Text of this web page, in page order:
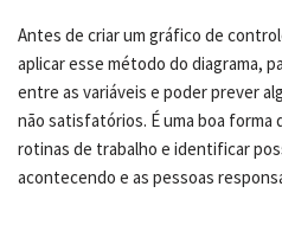
Antes de criar um gráfico de
aplicar esse método do diagrama,
entre as variáveis e poder prever
não satisfatórios. É uma boa forma
rotinas de trabalho e identificar
acontecendo e as pessoas